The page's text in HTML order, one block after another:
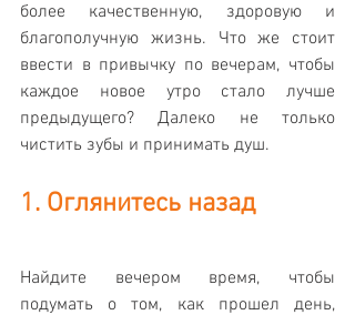
более качественную, здоровую и
благополучную жизнь. Что же стоит
ввести в привычку по вечерам, чтобы
каждое новое утро стало лучше
предыдущего? Далеко не только
чистить зубы и принимать душ.
1. Оглянитесь назад
Найдите вечером время, чтобы
подумать о том, как прошел день,